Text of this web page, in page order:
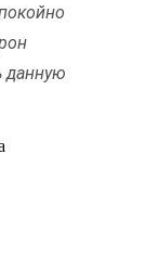
данную